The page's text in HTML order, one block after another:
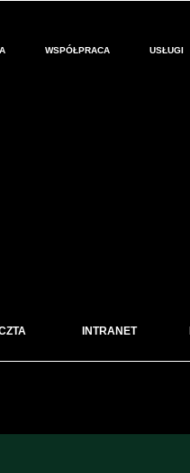
WSPÓŁPRACA USŁUGI
INTRANET